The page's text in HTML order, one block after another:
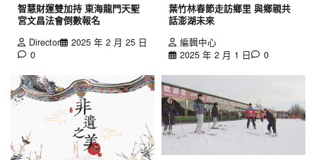
智慧財運雙加持 東海龍門天聖
宮文昌法會倒數報名
Director
2025 年 2 月 25 日
0
葉竹林春節走訪鄉里 與鄉親共
話澎湖未來
編輯中心
2025 年 2 月 1 日
0